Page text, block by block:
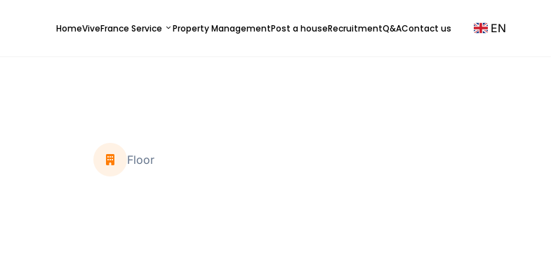
HomeViveFrance Service Property ManagementPost a houseRecruitmentQ&AContact us EN
Floor